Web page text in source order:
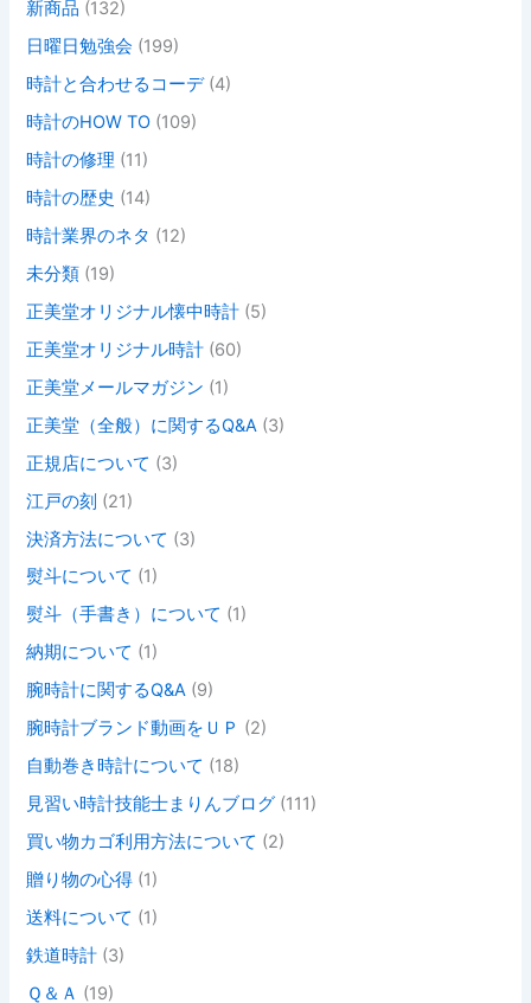
新商品 (132)
日曜日勉強会 (199)
時計と合わせるコーデ(4)
時計のHOW TO (109)
時計の修理 (11)
時計の歴史 (14)
時計業界のネタ (12)
未分類 (19)
正美堂オリジナル懐中時計 (5)
正美堂オリジナル時計 (60)
正美堂メールマガジン (1)
正美堂（全般）に関するQ&A (3)
正規店について (3)
江戸の刻 (21)
決済方法について (3)
熨斗について (1)
熨斗（手書き）について (1)
納期について (1)
腕時計に関するQ&A (9)
腕時計ブランド動画をＵＰ (2)
自動巻き時計について (18)
見習い時計技能士まりんブログ (111)
買い物カゴ利用方法について (2)
贈り物の心得 (1)
送料について (1)
鉄道時計 (3)
Ｑ＆Ａ (19)